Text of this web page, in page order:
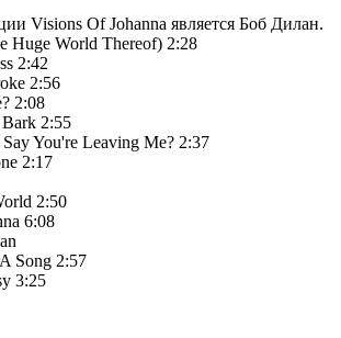
Visions Of Johanna является Боб Дилан.
Huge World Thereof) 2:28
2:42
2:56
2:08
2:55
You're Leaving Me? 2:37
2:17
2:50
6:08
Song 2:57
3:25